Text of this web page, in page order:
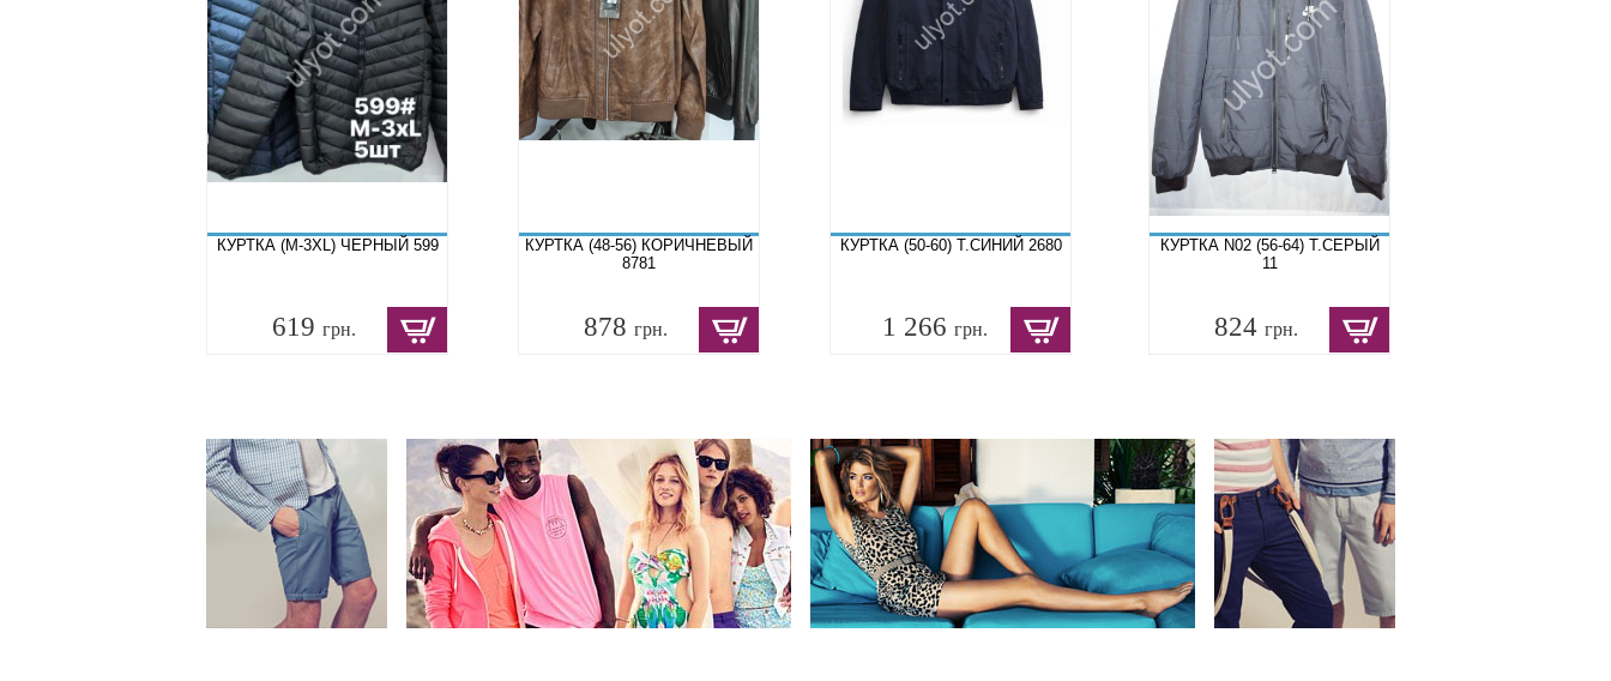
КУРТКА (M-3XL) ЧЕРНЫЙ 599
619 грн.
КУРТКА (48-56) КОРИЧНЕВЫЙ
8781
878 грн.
КУРТКА (50-60) Т.СИНИЙ 2680
1 266 грн.
КУРТКА N02 (56-64) Т.СЕРЫЙ
11
824 грн.